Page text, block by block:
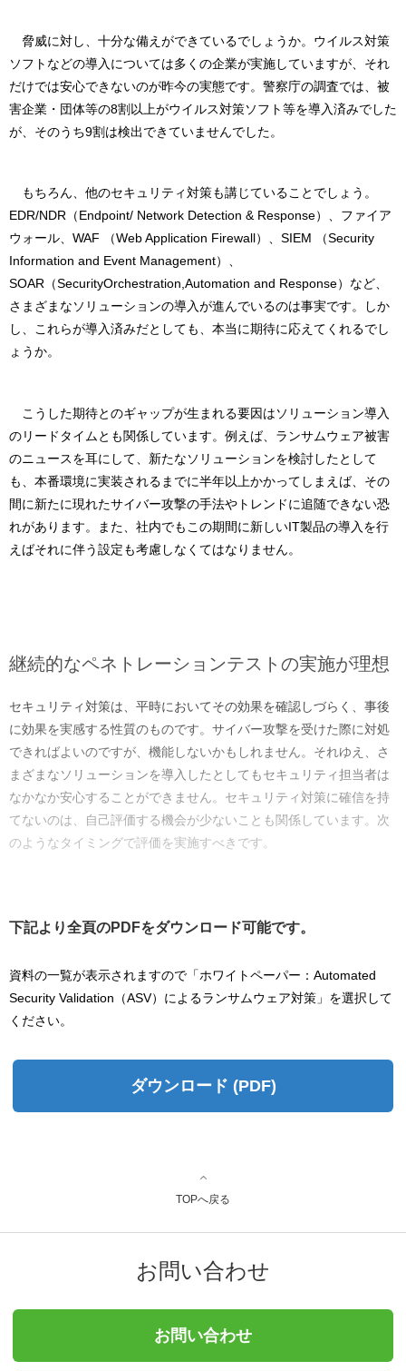
脅威に対し、十分な備えができているでしょうか。ウイルス対策
ソフトなどの導入については多くの企業が実施していますが、それ
だけでは安心できないのが昨今の実態です。警察庁の調査では、被
害企業・団体等の8割以上がウイルス対策ソフト等を導入済みでした
が、そのうち9割は検出できていませんでした。
もちろん、他のセキュリティ対策も講じていることでしょう。
EDR/NDR（Endpoint/ Network Detection & Response）、ファイア
ウォール、WAF （Web Application Firewall）、SIEM （Security
Information and Event Management）、
SOAR（SecurityOrchestration,Automation and Response）など、
さまざまなソリューションの導入が進んでいるのは事実です。しか
し、これらが導入済みだとしても、本当に期待に応えてくれるでし
ょうか。
こうした期待とのギャップが生まれる要因はソリューション導入
のリードタイムとも関係しています。例えば、ランサムウェア被害
のニュースを耳にして、新たなソリューションを検討したとして
も、本番環境に実装されるまでに半年以上かかってしまえば、その
間に新たに現れたサイバー攻撃の手法やトレンドに追随できない恐
れがあります。また、社内でもこの期間に新しいIT製品の導入を行
えばそれに伴う設定も考慮しなくてはなりません。
継続的なペネトレーションテストの実施が理想
セキュリティ対策は、平時においてその効果を確認しづらく、事後
に効果を実感する性質のものです。サイバー攻撃を受けた際に対処
できればよいのですが、機能しないかもしれません。それゆえ、さ
まざまなソリューションを導入したとしてもセキュリティ担当者は
なかなか安心することができません。セキュリティ対策に確信を持
てないのは、自己評価する機会が少ないことも関係しています。次
のようなタイミングで評価を実施すべきです。
下記より全頁のPDFをダウンロード可能です。
資料の一覧が表示されますので「ホワイトペーパー：Automated
Security Validation（ASV）によるランサムウェア対策」を選択して
ください。
ダウンロード (PDF)
TOPへ戻る
お問い合わせ
お問い合わせ